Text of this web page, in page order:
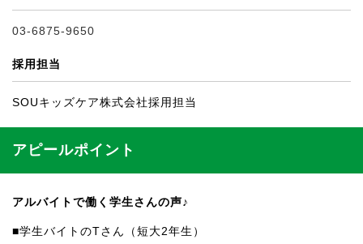
03-6875-9650
採用担当
SOUキッズケア株式会社採用担当
アピールポイント
アルバイトで働く学生さんの声♪
■学生バイトのTさん（短大2年生）